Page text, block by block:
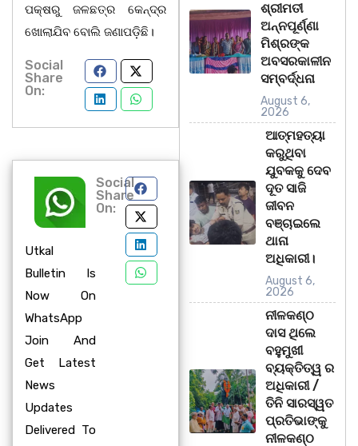
ପକ୍ଷରୁ ଜଳଛତ୍ର କେନ୍ଦ୍ର
ଖୋଲାଯିବ ବୋଲି ଜଣାପଡ଼ିଛି।
Social
Share
On:
Utkal
Bulletin Is
Now On
WhatsApp
Join And
Get Latest
News
Updates
Delivered To
Social
Share
On:
ଶ୍ରୀମତୀ
ଅନ୍ନପୂର୍ଣ୍ଣା
ମିଶ୍ରଙ୍କ
ଅବସରକାଳୀନ
ସମ୍ବର୍ଦ୍ଧନା
August 6,
2026
ଆତ୍ମହତ୍ୟା
କରୁଥିବା
ଯୁବକକୁ ଦେବ
ଦୂତ ସାଜି
ଜୀବନ
ବଞ୍ଚାଇଲେ
ଥାନା
ଅଧିକାରୀ।
August 6,
2026
ନୀଳକଣ୍ଠ
ଦାସ ଥିଲେ
ବହୁମୁଖୀ
ବ୍ୟକ୍ତିତ୍ୱ ର
ଅଧିକାରୀ /
ତିନି ସାରସ୍ୱତ
ପ୍ରତିଭାଙ୍କୁ
ନୀଳକଣ୍ଠ